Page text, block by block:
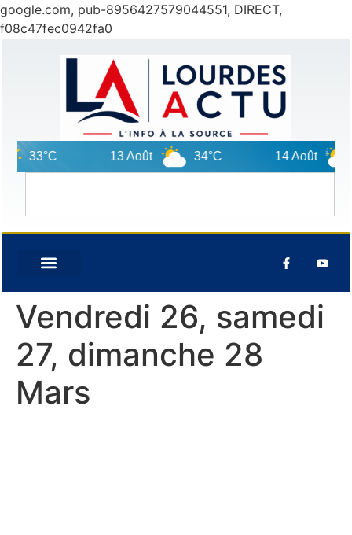
google.com, pub-8956427579044551, DIRECT,
f08c47fec0942fa0
33°C 13 Août 34°C 14 Août
Vendredi 26, samedi
27, dimanche 28
Mars